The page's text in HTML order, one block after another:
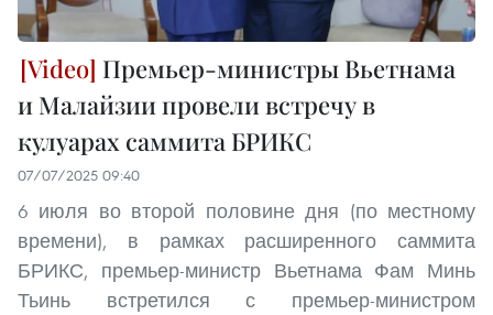
Премьер-министры Вьетнама
и Малайзии провели встречу в
кулуарах саммита БРИКС
07/07/2025 09:40
6 июля во второй половине дня (по местному
времени), в рамках расширенного саммита
БРИКС, премьер-министр Вьетнама Фам Минь
Тьинь встретился с премьер-министром